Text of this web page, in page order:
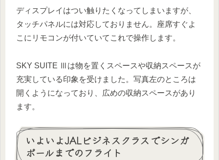
ディスプレイはつい触りたくなってしまいますが、
タッチパネルには対応しておりません。座席すぐよ
こにリモコンが付いていてこれで操作します。
SKY SUITE Ⅲは物を置くスペースや収納スペースが
充実している印象を受けました。写真左のところは
開くようになっており、広めの収納スペースがあり
ます。
いよいよJALビジネスクラスでシンガ
ポールまでのフライト